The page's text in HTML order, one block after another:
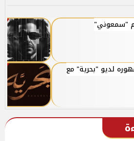
"سمعوني"
لديو "بحرية" مع